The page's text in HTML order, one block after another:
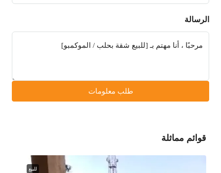
الرسالة
طلب معلومات
قوائم مماثلة
للبيع